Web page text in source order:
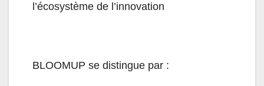
l’écosystème de l’innovation
BLOOMUP se distingue par :